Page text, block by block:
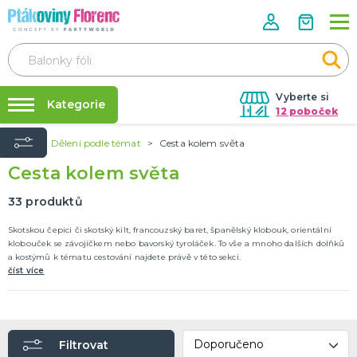
Vyberte si
12 poboček
Půjčovna kostýmů
Párty výzdoba na klíč
Nafukování balónků
Prodejny
Rozvoz
Párty Blog
Kariéra
Kontakt
Kategorie
ROZLUČKA SE SVOBODOU
Doplňky pro nevěstu
Doplňky pro ženicha
HALLOWEEN
Kostýmy
Výzdoba
DALŠÍ KATEGORIE
Úvod Dělení podle témat Cesta kolem světa
Cesta kolem světa
33 produktů
Skotskou čepici či skotský kilt, francouzský baret, španělský klobouk, orientální
klobouček se závojíčkem nebo bavorský tyroláček. To vše a mnoho dalších dolňků
a kostýmů k tématu cestování najdete právě v této sekci.
číst více
Filtrovat